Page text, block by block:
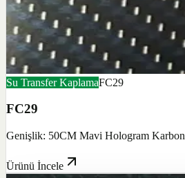
Su Transfer KaplamaFC29
FC29
Genişlik: 50CM Mavi Hologram Karbon
Ürünü İncele